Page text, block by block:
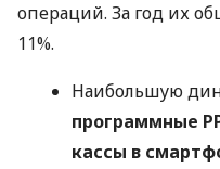
операций. За год их
11%.
Наибольшую
программные
кассы в